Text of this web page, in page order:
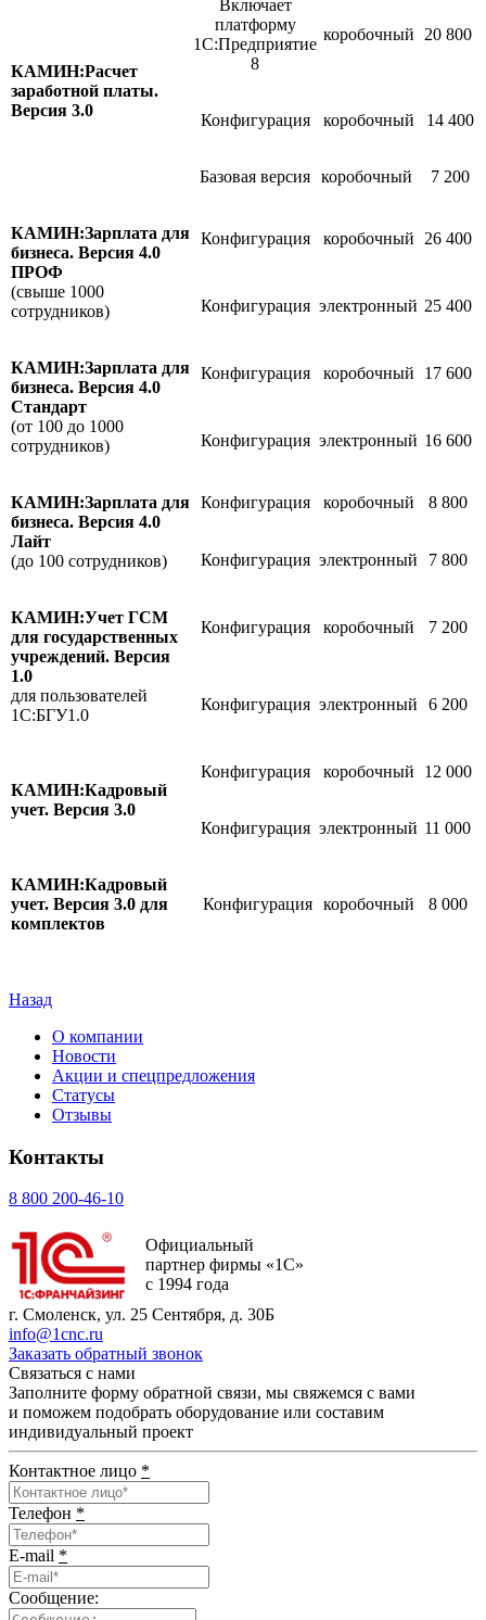
КАМИН:Расчет
заработной платы.
Версия 3.0
Включает
платформу
1С:Предприятие
8
коробочный 20 800
Конфигурация коробочный 14 400
Базовая версия коробочный 7 200
КАМИН:Зарплата для
бизнеса. Версия 4.0
ПРОФ
(свыше 1000
сотрудников)
Конфигурация коробочный 26 400
Конфигурация электронный 25 400
КАМИН:Зарплата для
бизнеса. Версия 4.0
Стандарт
(от 100 до 1000
сотрудников)
Конфигурация коробочный 17 600
Конфигурация электронный 16 600
КАМИН:Зарплата для
бизнеса. Версия 4.0
Лайт
(до 100 сотрудников)
Конфигурация коробочный 8 800
Конфигурация электронный 7 800
КАМИН:Учет ГСМ
для государственных
учреждений. Версия
1.0
для пользователей
1С:БГУ1.0
Конфигурация коробочный 7 200
Конфигурация электронный 6 200
КАМИН:Кадровый
учет. Версия 3.0
Конфигурация коробочный 12 000
Конфигурация электронный 11 000
КАМИН:Кадровый
учет. Версия 3.0 для
комплектов
Конфигурация коробочный 8 000
Назад
О компании
Новости
Акции и спецпредложения
Статусы
Отзывы
Контакты
8 800 200-46-10
Официальный
партнер фирмы «1С»
с 1994 года
г. Смоленск, ул. 25 Сентября, д. 30Б
info@1cnc.ru
Заказать обратный звонок
Связаться с нами
Заполните форму обратной связи, мы свяжемся с вами
и поможем подобрать оборудование или составим
индивидуальный проект
Контактное лицо *
Телефон *
E-mail *
Сообщение: